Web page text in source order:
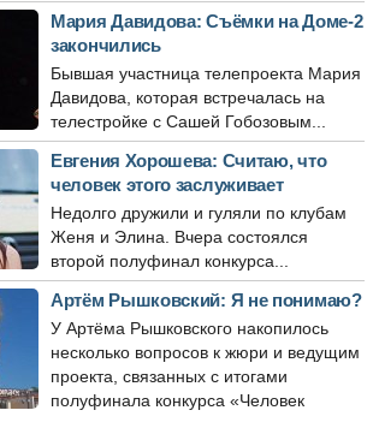
Мария Давидова: Съёмки на Доме-2
закончились
Бывшая участница телепроекта Мария
Давидова, которая встречалась на
телестройке с Сашей Гобозовым...
Евгения Хорошева: Считаю, что
человек этого заслуживает
Недолго дружили и гуляли по клубам
Женя и Элина. Вчера состоялся
второй полуфинал конкурса...
Артём Рышковский: Я не понимаю?
У Артёма Рышковского накопилось
несколько вопросов к жюри и ведущим
проекта, связанных с итогами
полуфинала конкурса «Человек